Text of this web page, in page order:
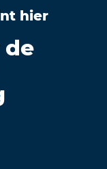
hier
de